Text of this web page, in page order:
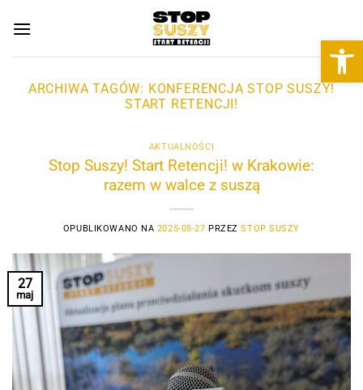
ARCHIWA TAGÓW: KONFERENCJA STOP SUSZY!
START RETENCJI!
AKTUALNOŚCI
Stop Suszy! Start Retencji! w Krakowie:
razem w walce z suszą
OPUBLIKOWANO NA 2025-05-27 PRZEZSTOP SUSZY
27
maj